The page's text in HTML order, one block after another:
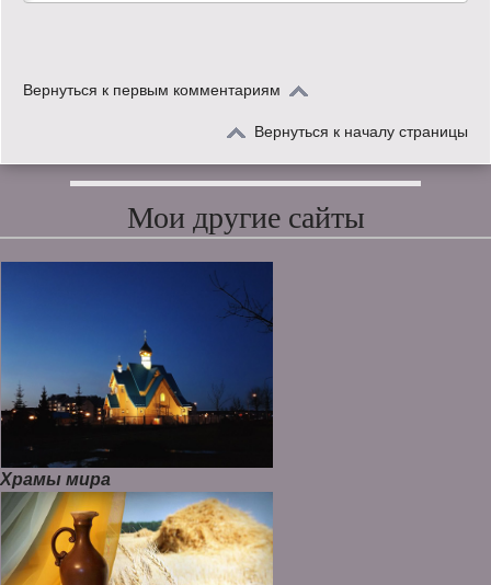
Вернуться к первым комментариям
Вернуться к началу страницы
Мои другие сайты
Храмы мира